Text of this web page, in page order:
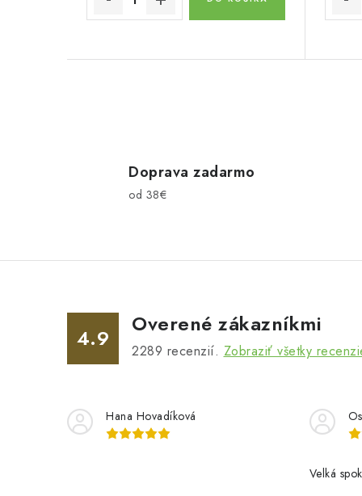
a
i
e
p
v
k
Doprava zadarmo
od 38€
4.9
Overené zákazníkmi
2289 recenzií. Zobraziť všetky
Hana Hovadíková
Velká